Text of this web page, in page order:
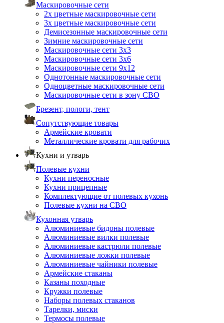
Маскировочные сети
2х цветные маскировочные сети
3х цветные маскировочные сети
Демисезонные маскировочные сети
Зимние маскировочные сети
Маскировочные сети 3х3
Маскировочные сети 3х6
Маскировочные сети 9х12
Однотонные маскировочные сети
Одноцветные маскировочные сети
Маскировочные сети в зону СВО
Брезент, пологи, тент
Сопутствующие товары
Армейские кровати
Металлические кровати для рабочих
Кухни и утварь
Полевые кухни
Кухни переносные
Кухни прицепные
Комплектующие от полевых кухонь
Полевые кухни на СВО
Кухонная утварь
Алюминиевые бидоны полевые
Алюминиевые вилки полевые
Алюминиевые кастрюли полевые
Алюминиевые ложки полевые
Алюминиевые чайники полевые
Армейские стаканы
Казаны походные
Кружки полевые
Наборы полевых стаканов
Тарелки, миски
Термосы полевые